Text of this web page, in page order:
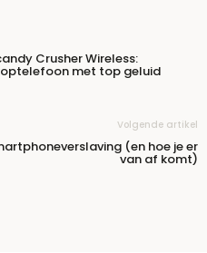
Crusher Wireless:
met top geluid
Volgende artikel
(en hoe je er
van af komt)